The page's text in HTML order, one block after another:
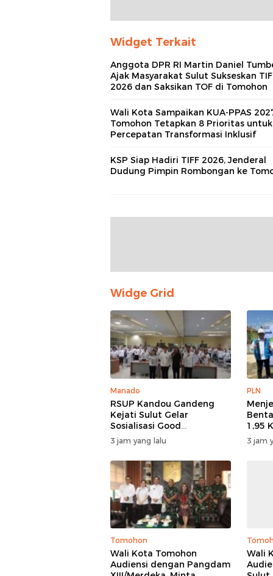
Widget Terkait
Anggota DPR RI Martin Daniel
Ajak Masyarakat Sulut Sukseskan
2026 dan Saksikan TOF di Tomohon
Wali Kota Sampaikan KUA‑PPAS
Tomohon Tetapkan 8 Prioritas untuk
Percepatan Transformasi Inklusif
KSP Siap Hadiri TIFF 2026, Jenderal
Dudung Pimpin Rombongan ke
Widge Grid
Manado
RSUP Kandou Gandeng
Kejati Sulut Gelar
Sosialisasi Good
Governance Digital,
Kejaksaan Tegaskan
Kepatuhan Hukum
3 jam yang lalu
PLN
1,95
3 jam
Tomohon
Wali Kota Tomohon
Audiensi dengan Pangdam
Wali